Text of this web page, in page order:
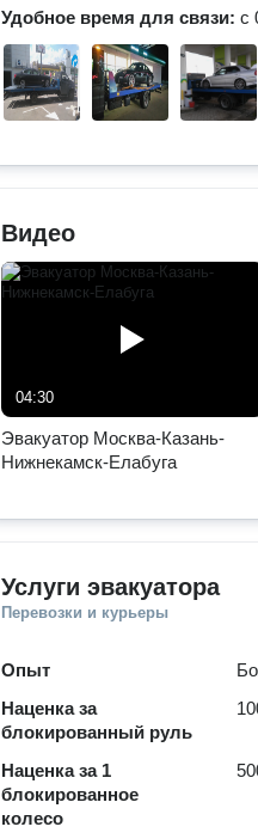
Удобное время для связи: с
Видео
04:30
Эвакуатор Москва-Казань-
Нижнекамск-Елабуга
Услуги эвакуатора
Перевозки и курьеры
Опыт
Наценка за
блокированный руль
Наценка за 1
блокированное
колесо